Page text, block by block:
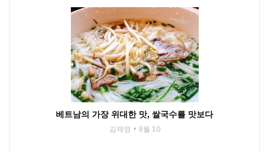
베트남의 가장 위대한 맛, 쌀국수를 맛보다
김재영 8월 10